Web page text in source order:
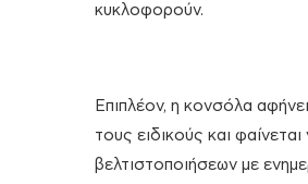
κυκλοφορούν.
Επιπλέον, η κονσόλα
τους ειδικούς και
βελτιστοποιήσεων με